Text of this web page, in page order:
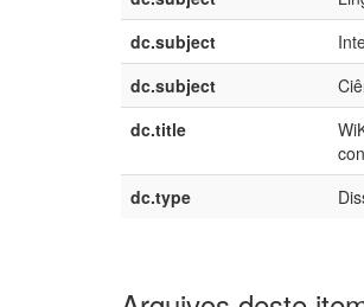
dc.subject
dc.subject
dc.title
dc.type